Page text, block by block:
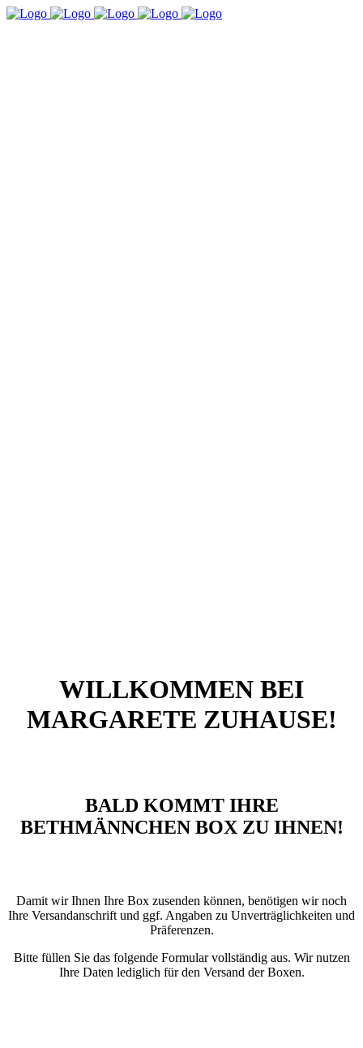
WILLKOMMEN BEI
MARGARETE ZUHAUSE!
BALD KOMMT IHRE
BETHMÄNNCHEN BOX ZU IHNEN!
Damit wir Ihnen Ihre Box zusenden können, benötigen wir noch
Ihre Versandanschrift und ggf. Angaben zu Unverträglichkeiten und
Präferenzen.
Bitte füllen Sie das folgende Formular vollständig aus. Wir nutzen
Ihre Daten lediglich für den Versand der Boxen.